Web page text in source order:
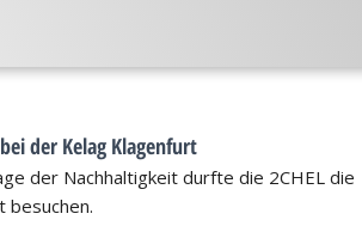
der Kelag Klagenfurt
der Nachhaltigkeit durfte die 2CHEL die
besuchen.